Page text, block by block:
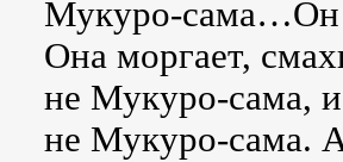
Мукуро-сама…Он
Она моргает,
не Мукуро-сама,
не Мукуро-сама.